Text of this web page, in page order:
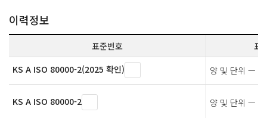
이력정보
표준번호
표
KS A ISO 80000-2(2025 확인)
양 및 단위 —
KS A ISO 80000-2 양 및 단위 —